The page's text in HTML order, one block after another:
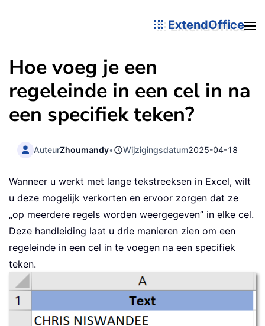
ExtendOffice
Hoe voeg je een
regeleinde in een cel in na
een specifiek teken?
AuteurZhoumandy• Wijzigingsdatum2025-04-18
Wanneer u werkt met lange tekstreeksen in Excel, wilt
u deze mogelijk verkorten en ervoor zorgen dat ze
„op meerdere regels worden weergegeven” in elke cel.
Deze handleiding laat u drie manieren zien om een
regeleinde in een cel in te voegen na een specifiek
teken.